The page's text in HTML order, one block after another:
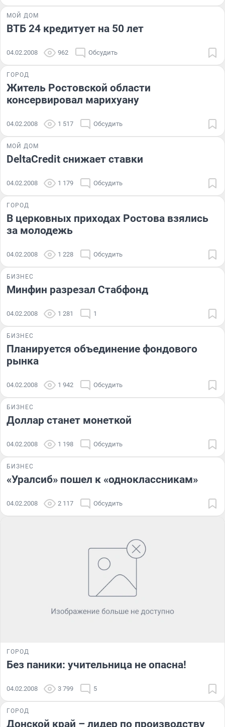
МОЙ ДОМ
ВТБ 24 кредитует на 50 лет
04.02.2008 962 Обсудить
ГОРОД
Житель Ростовской области
консервировал марихуану
04.02.2008 1 517 Обсудить
МОЙ ДОМ
DeltaCredit снижает ставки
04.02.2008 1 179 Обсудить
ГОРОД
В церковных приходах Ростова взялись
за молодежь
04.02.2008 1 228 Обсудить
БИЗНЕС
Минфин разрезал Стабфонд
04.02.2008 1 281 1
БИЗНЕС
Планируется объединение фондового
рынка
04.02.2008 1 942 Обсудить
БИЗНЕС
Доллар станет монеткой
04.02.2008 1 198 Обсудить
БИЗНЕС
«Уралсиб» пошел к «одноклассникам»
04.02.2008 2 117 Обсудить
ГОРОД
Без паники: учительница не опасна!
04.02.2008 3 799 5
ГОРОД
Донской край – лидер по производству